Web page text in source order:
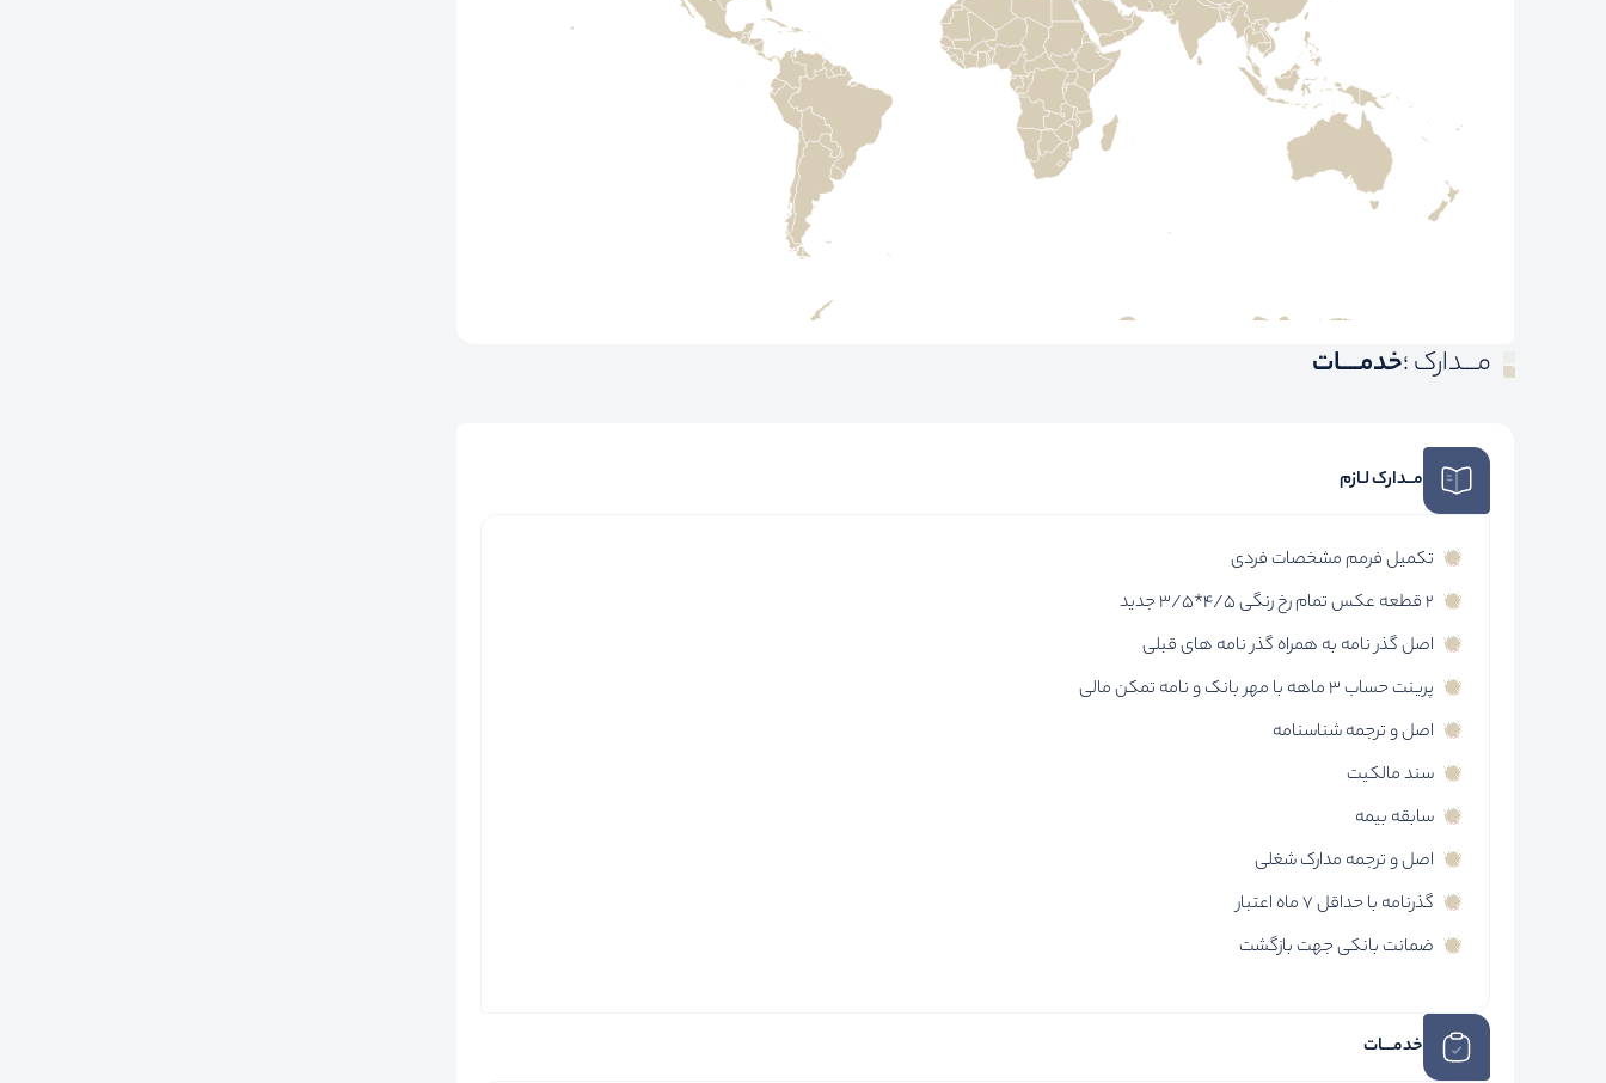
مـــدارک ؛خدمــــات
مــدارک لـازم
تکمیل فرمم مشخصات فردی
2 قطعه عکس تمام رخ رنگی 4/5*3/5 جدید
اصل گذر نامه به همراه گذر نامه های قبلی
پرینت حساب 3 ماهه با مهر بانک و نامه تمکن مالی
اصل و ترجمه شناسنامه
سند مالکیت
سابقه بیمه
اصل و ترجمه مدارک شغلی
گذرنامه با حداقل 7 ماه اعتبار
ضمانت بانکی جهت بازگشت
خدمـــات